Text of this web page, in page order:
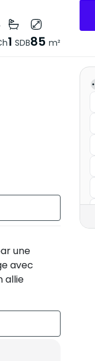
1 SDB85 m²
une
avec
allie